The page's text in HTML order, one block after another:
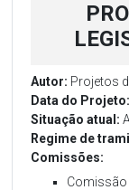
Autor: Projetos
Data do Projeto:
Situação atual:
Regime de
Comissões:
Comissão